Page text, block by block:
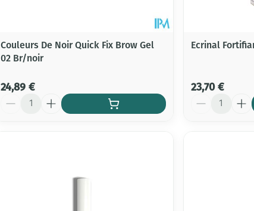
Couleurs De Noir Quick Fix Brow Gel
02 Br/noir
24,89 €
Quantité
Ecrinal
23,70 €
Quantité